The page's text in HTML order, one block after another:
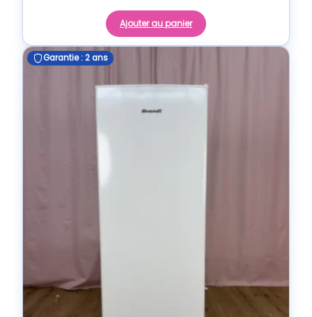
Ajouter au panier
Garantie : 2 ans